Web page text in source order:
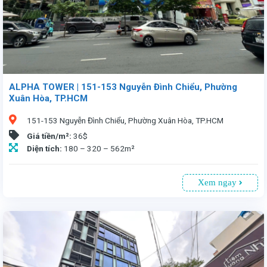
ALPHA TOWER | 151-153 Nguyễn Đình Chiểu, Phường
Xuân Hòa, TP.HCM
151-153 Nguyễn Đình Chiểu, Phường Xuân Hòa, TP.HCM
Giá tiền/m²: 36$
Diện tích: 180 – 320 – 562m²
Xem ngay